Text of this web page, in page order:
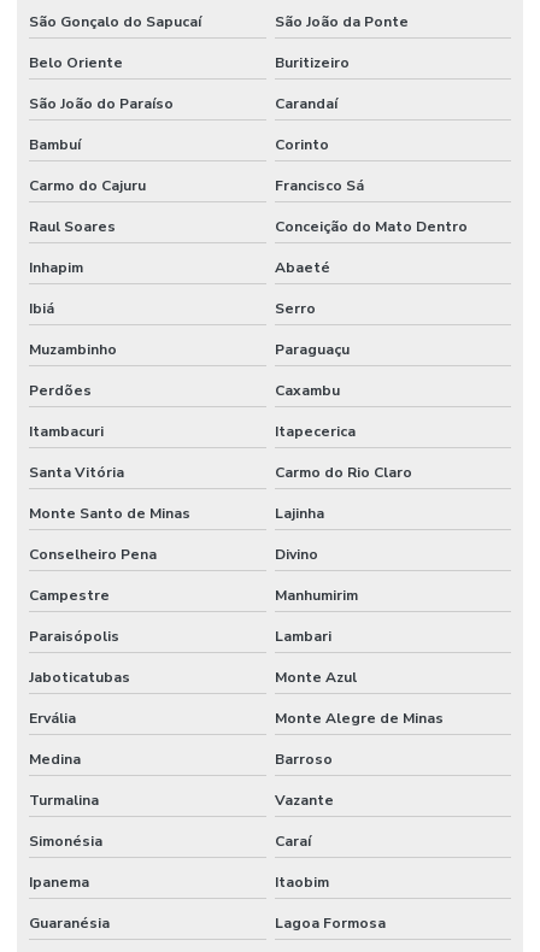
Manutenção de redes elétricas industriais
Manutenção de sistemas de ar condicionado
Manutenção de sistemas de climatização comercial
Manutenção de sistemas de climatização predial
Manutenção de sistemas elétricos corporativos
Manutenção de sistemas elétricos industriais
Mão de obra facilities
Mão de obra de limpeza terceirizada
Mão de obra técnica terceirizada
Mão de obra temporária e terceirização
Mecânico terceirizado
Melhorias Em Sistemas Elétricos
Monitoramento De Condições Operacionais
Orçamento manutenção industrial
Orçamento de manutenção preventiva
Planejamento De Manutenção Preventiva
Planos De Manutenção Preventiva Para Indústrias
Planos de manutenção preventiva
Prevenção De Falhas Em Equipamentos
São Gonçalo do Sapucaí São João da Ponte
Belo Oriente Buritizeiro
São João do Paraíso Carandaí
Bambuí Corinto
Carmo do Cajuru Francisco Sá
Raul Soares Conceição do Mato Dentro
Inhapim Abaeté
Ibiá Serro
Muzambinho Paraguaçu
Perdões Caxambu
Itambacuri Itapecerica
Santa Vitória Carmo do Rio Claro
Monte Santo de Minas Lajinha
Conselheiro Pena Divino
Campestre Manhumirim
Paraisópolis Lambari
Jaboticatubas Monte Azul
Ervália Monte Alegre de Minas
Medina Barroso
Turmalina Vazante
Simonésia Caraí
Ipanema Itaobim
Guaranésia Lagoa Formosa